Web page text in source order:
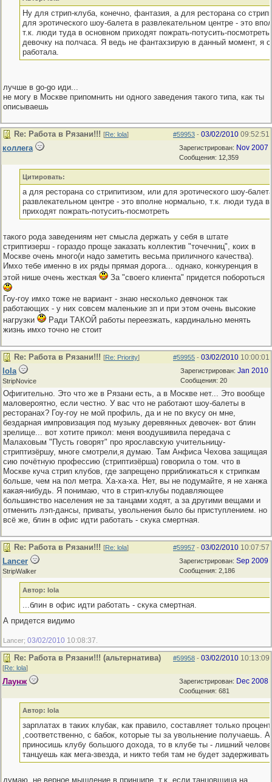
Ну для стрип-клуба, конечно, фантазия, а для ресторана со
для эротического шоу-балета в развлекательном центре - это
т.к. люди туда в основном приходят пожрать-потусить-
девочку на полчаса. Я ведь не фантахзирую в данный момент, я
работала.
лучше в go-go иди...
не могу в Москве припомнить ни одного заведения такого типа, как ты
описываешь
#59953 - 03/02/2010 09:52:51
Re: Работа в Рязани!!! [Re: lola]
Зарегистрирован: Nov 2007
Сообщения: 12,359
коллега
Цитировать:
а для ресторана со стрипитизом, или для эротического шоу-
развлекательном центре - это вполне нормально, т.к. люди туда в
приходят пожрать-потусить-посмотреть
такого рода заведениям нет смысла держать у себя в штате
стриптизерш - гораздо проще заказать коллектив "точечниц", коих в
Москве очень много(и надо заметить весьма приличного качества).
Имхо тебе именно в их ряды прямая дорога... однако, конкуренция в
этой нише очень жесткая
За "своего клиента" придется побороться
Гоу-гоу имхо тоже не вариант - знаю несколько девчонок так
работающих - у них совсем маленькие зп и при этом очень высокие
нагрузки
Ради ТАКОЙ работы переезжать, кардинально менять
жизнь имхо точно не стоит
#59955 - 03/02/2010 10:00:01
Re: Работа в Рязани!!! [Re: Priority]
Зарегистрирован: Jan 2010
Сообщения: 20
lola
StripNovice
Офигительно. Это что же в Рязани есть, а в Москве нет... Это вообще
маловероятно, если честно. У вас что не работают шоу-балеты в
ресторанах? Гоу-гоу не мой профиль, да и не по вкусу он мне,
бездарная импровизация под музыку деревянных девочек- вот блин
зрелище... вот хотите прикол: меня воодушивила передача с
Малаховым "Пусть говорят" про ярославскую учительницу-
стриптизёршу, многе смотрели,я думаю. Там Анфиса Чехова защищая
сию почётную профессию (стриптизёрша) говорила о том. что в
Москве куча стрип клубов, где запрещено прриближаться к стрипкам
больше, чем на пол метра. Ха-ха-ха. Нет, вы не подумайте, я не ханжа
какая-нибудь. Я понимаю, что в стрип-клубы подавляющее
большинство населения не за танцами ходят, а за другими вещами и
отменить лэп-дансы, приваты, увольнения было бы приступлением. но
всё же, блин в офис идти работать - скука смертная.
#59957 - 03/02/2010 10:07:57
Re: Работа в Рязани!!! [Re: lola]
Зарегистрирован: Sep 2009
Сообщения: 2,186
Lancer
StripWalker
Автор: lola
...блин в офис идти работать - скука смертная.
А придется видимо
Lancer; 03/02/2010 10:08:37
#59958 - 03/02/2010 10:13:09
Re: Работа в Рязани!!! (альтернатива)
[Re: lola]
Зарегистрирован: Dec 2008
Сообщения: 681
Лаунж
Автор: lola
зарплатах в таких клубак, как правило, составляет только
,соответственно, с бабок, которые ты за увольнение получаешь.
приносишь клубу большого дохода, то в клубе ты - лишний
танцуешь как мега-звезда, и никто тебя там не будет задерживать.
думаю, не верное мышление в принципе, т.к. если танцовщица на